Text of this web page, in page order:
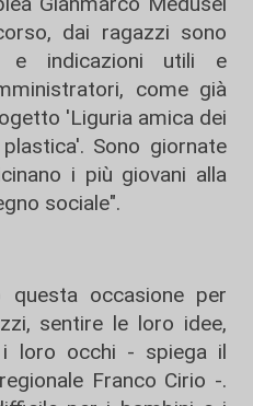
dai ragazzi sono
e indicazioni utili e
come già
'Liguria amica dei
Sono giornate
i più giovani alla
sociale".
questa occasione per
sentire le loro idee,
loro occhi - spiega il
Franco Cirio -.